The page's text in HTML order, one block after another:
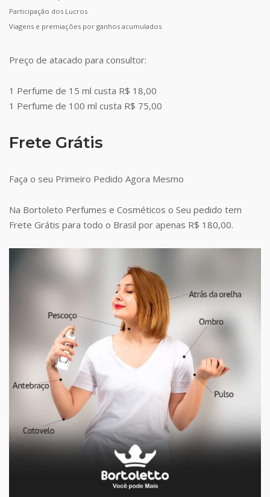
Participação dos Lucros
Viagens e premiações por ganhos acumulados
Preço de atacado para consultor:
1 Perfume de 15 ml custa R$ 18,00
1 Perfume de 100 ml custa R$ 75,00
Frete Grátis
Faça o seu Primeiro Pedido Agora Mesmo
Na Bortoleto Perfumes e Cosméticos o Seu pedido tem
Frete Grátis para todo o Brasil por apenas R$ 180,00.